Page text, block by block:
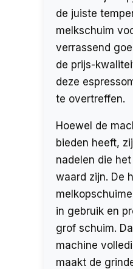
de juiste
melkschuim
verrassend
de prijs-
deze
te overtreffen.
Hoewel de
bieden heeft,
nadelen die
waard zijn. De
in gebruik en
grof schuim.
machine
maakt de